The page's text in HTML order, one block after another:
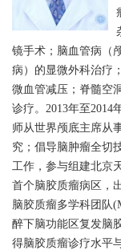
镜手术；脑血管病（
病）的显微外科治疗
微血管减压；脊髓空
诊疗。2013年至2014
师从世界颅底主席从
究；倡导脑肿瘤全切
工作，参与组建北京
首个脑胶质瘤病区，
脑胶质瘤多学科团队
醉下脑功能区复发脑
得脑胶质瘤诊疗水平